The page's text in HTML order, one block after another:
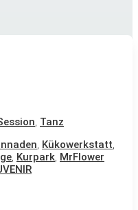
, Tanz
, Kükowerkstatt,
, Kurpark, MrFlower